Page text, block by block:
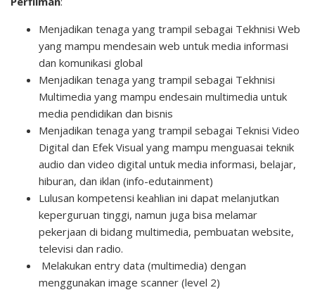
Menjadikan tenaga yang trampil sebagai Tekhnisi Web
yang mampu mendesain web untuk media informasi
dan komunikasi global
Menjadikan tenaga yang trampil sebagai Tekhnisi
Multimedia yang mampu endesain multimedia untuk
media pendidikan dan bisnis
Menjadikan tenaga yang trampil sebagai Teknisi Video
Digital dan Efek Visual yang mampu menguasai teknik
audio dan video digital untuk media informasi, belajar,
hiburan, dan iklan (info-edutainment)
Lulusan kompetensi keahlian ini dapat melanjutkan
keperguruan tinggi, namun juga bisa melamar
pekerjaan di bidang multimedia, pembuatan website,
televisi dan radio.
Melakukan entry data (multimedia) dengan
menggunakan image scanner (level 2)